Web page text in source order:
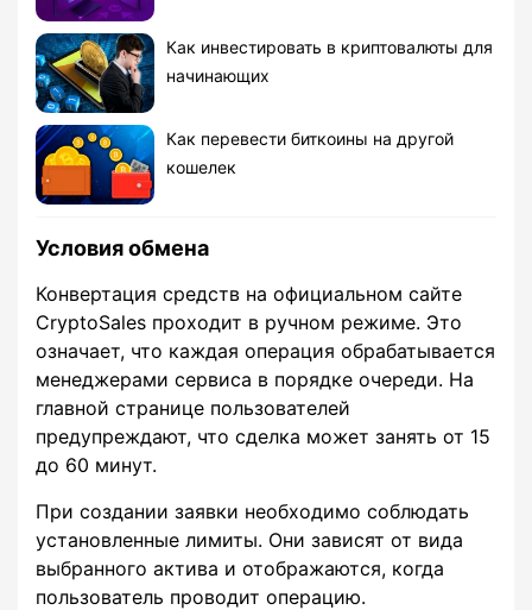
Как инвестировать в криптовалюты для
начинающих
Как перевести биткоины на другой
кошелек
Условия обмена
Конвертация средств на официальном сайте
CryptoSales проходит в ручном режиме. Это
означает, что каждая операция обрабатывается
менеджерами сервиса в порядке очереди. На
главной странице пользователей
предупреждают, что сделка может занять от 15
до 60 минут.
При создании заявки необходимо соблюдать
установленные лимиты. Они зависят от вида
выбранного актива и отображаются, когда
пользователь проводит операцию.